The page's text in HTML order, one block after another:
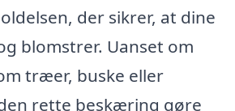
der sikrer, at dine
blomstrer. Uanset om
træer, buske eller
rette beskæring gøre